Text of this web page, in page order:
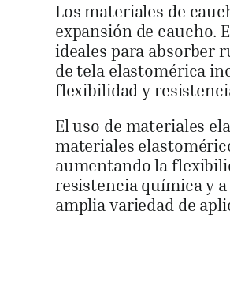
Los materiales de
expansión de caucho.
ideales para absorber
de tela elastomérica
flexibilidad y
El uso de materiales
materiales
aumentando la
resistencia química y
amplia variedad de